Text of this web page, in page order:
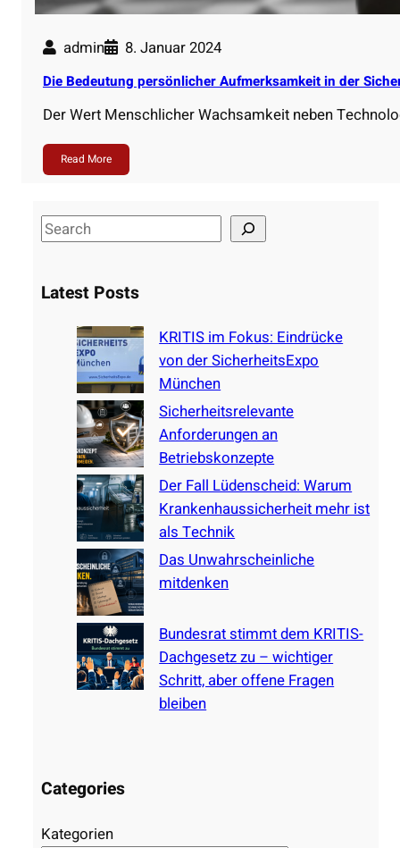
admin 8. Januar 2024
Die Bedeutung persönlicher Aufmerksamkeit in der
Der Wert Menschlicher Wachsamkeit neben
Read More
S
e
r
Latest Posts
KRITIS im Fokus: Eindrücke
von der SicherheitsExpo
München
Sicherheitsrelevante
Anforderungen an
Betriebskonzepte
Der Fall Lüdenscheid: Warum
Krankenhaussicherheit mehr ist
als Technik
Das Unwahrscheinliche
mitdenken
Bundesrat stimmt dem KRITIS-
Dachgesetz zu – wichtiger
Schritt, aber offene Fragen
bleiben
Categories
Kategorien